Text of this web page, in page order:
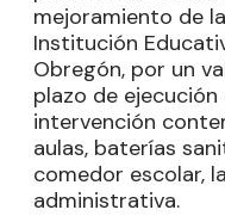
mejoramiento de
Institución
Obregón, por un
plazo de ejecución
intervención
aulas, baterías
comedor escolar,
administrativa.